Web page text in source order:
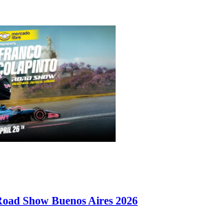
Show Buenos Aires 2026